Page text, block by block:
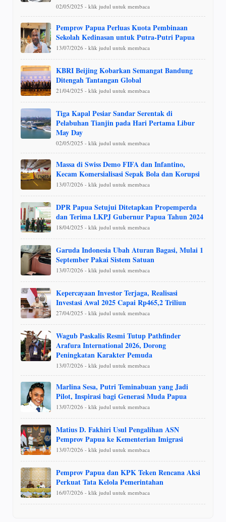
02/05/2025 - klik judul untuk membaca
Pemprov Papua Perluas Kuota Pembinaan
Sekolah Kedinasan untuk Putra-Putri Papua
13/07/2026 - klik judul untuk membaca
KBRI Beijing Kobarkan Semangat Bandung
Ditengah Tantangan Global
21/04/2025 - klik judul untuk membaca
Tiga Kapal Pesiar Sandar Serentak di
Pelabuhan Tianjin pada Hari Pertama Libur
May Day
02/05/2025 - klik judul untuk membaca
Massa di Swiss Demo FIFA dan Infantino,
Kecam Komersialisasi Sepak Bola dan Korupsi
13/07/2026 - klik judul untuk membaca
DPR Papua Setujui Ditetapkan Propemperda
dan Terima LKPJ Gubernur Papua Tahun 2024
18/04/2025 - klik judul untuk membaca
Garuda Indonesia Ubah Aturan Bagasi, Mulai 1
September Pakai Sistem Satuan
13/07/2026 - klik judul untuk membaca
Kepercayaan Investor Terjaga, Realisasi
Investasi Awal 2025 Capai Rp465,2 Triliun
27/04/2025 - klik judul untuk membaca
Wagub Paskalis Resmi Tutup Pathfinder
Arafura International 2026, Dorong
Peningkatan Karakter Pemuda
13/07/2026 - klik judul untuk membaca
Marlina Sesa, Putri Teminabuan yang Jadi
Pilot, Inspirasi bagi Generasi Muda Papua
13/07/2026 - klik judul untuk membaca
Matius D. Fakhiri Usul Pengalihan ASN
Pemprov Papua ke Kementerian Imigrasi
13/07/2026 - klik judul untuk membaca
Pemprov Papua dan KPK Teken Rencana Aksi
Perkuat Tata Kelola Pemerintahan
16/07/2026 - klik judul untuk membaca